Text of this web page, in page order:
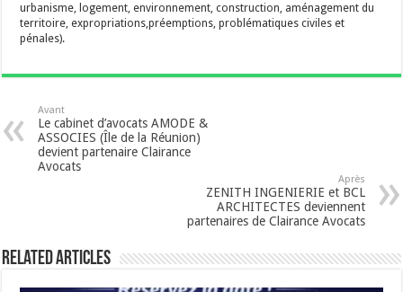
urbanisme, logement, environnement, construction, aménagement du
territoire, expropriations,préemptions, problématiques civiles et
pénales).
Avant
Le cabinet d’avocats AMODE &
ASSOCIES (Île de la Réunion)
devient partenaire Clairance
Avocats
Après
ZENITH INGENIERIE et BCL
ARCHITECTES deviennent
partenaires de Clairance Avocats
Related Articles